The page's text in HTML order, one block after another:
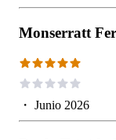
Monserratt
・ Junio 2026